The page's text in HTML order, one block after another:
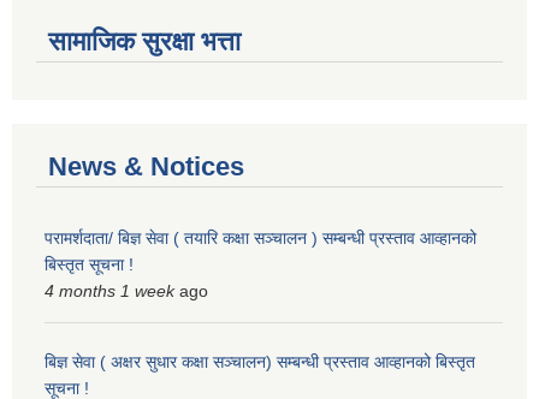
सामाजिक सुरक्षा भत्ता
News & Notices
परामर्शदाता/ बिज्ञ सेवा ( तयारि कक्षा सञ्चालन ) सम्बन्धी प्रस्ताव आव्हानको
बिस्तृत सूचना !
4 months 1 weekago
बिज्ञ सेवा ( अक्षर सुधार कक्षा सञ्चालन) सम्बन्धी प्रस्ताव आव्हानको बिस्तृत
सूचना !